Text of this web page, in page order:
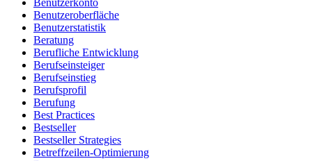
Benutzeroberfläche
Benutzerstatistik
Beratung
Berufliche Entwicklung
Berufseinsteiger
Berufseinstieg
Berufsprofil
Berufung
Best Practices
Bestseller
Bestseller Strategies
Betreffzeilen-Optimierung